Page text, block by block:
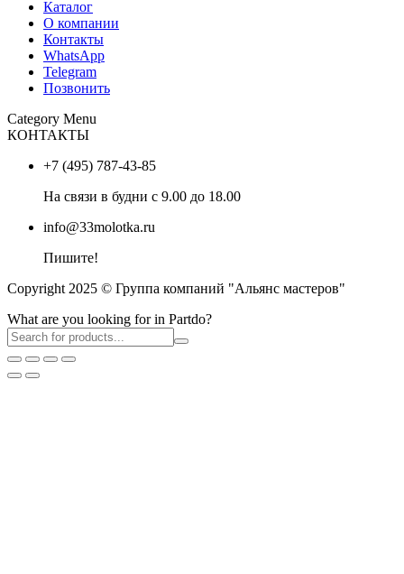
Каталог
О компании
Контакты
WhatsApp
Telegram
Позвонить
Category Menu
КОНТАКТЫ
+7 (495) 787-43-85
На связи в будни с 9.00 до 18.00
info@33molotka.ru
Пишите!
Copyright 2025 © Группа компаний "Альянс мастеров"
What are you looking for in Partdo?